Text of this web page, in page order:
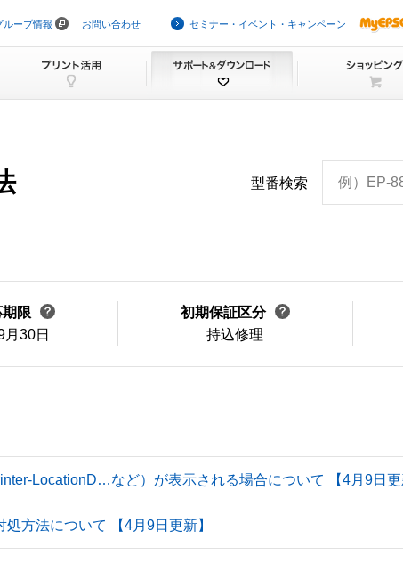
ループ情報 お問い合わせ セミナー・イベント・キャンペーン
型番検索 例）EP-
限
月30日
初期保証区分
持込修理
LocationD…など）が表示される場合について 【4月9日更
方法について 【4月9日更新】